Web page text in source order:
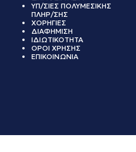
ΥΠ/ΣΙΕΣ ΠΟΛΥΜΕΣΙΚΗΣ
ΠΛΗΡ/ΣΗΣ
ΧΟΡΗΓΙΕΣ
ΔΙΑΦΗΜΙΣΗ
ΙΔΙΩΤΙΚΟΤΗΤΑ
ΟΡΟΙ ΧΡΗΣΗΣ
ΕΠΙΚΟΙΝΩΝΙΑ